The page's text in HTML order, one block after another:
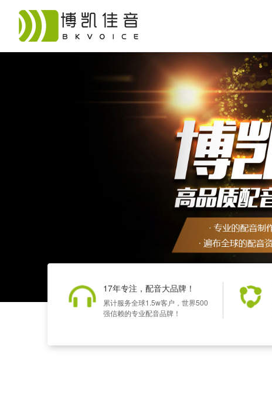
17年专注，配音大品牌！
累计服务全球1.5w客户，世界500
强信赖的专业配音品牌！